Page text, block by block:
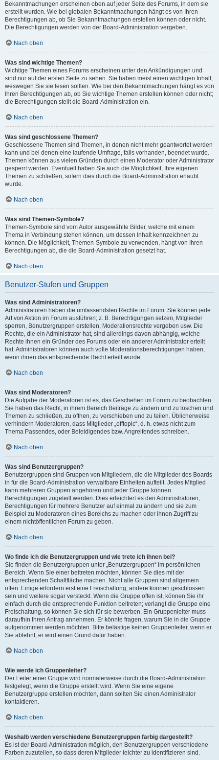
Bekanntmachungen erscheinen oben auf jeder Seite des Forums, in dem sie
erstellt wurden. Wie bei globalen Bekanntmachungen hängt es von Ihren
Berechtigungen ab, ob Sie Bekanntmachungen erstellen können oder nicht.
Die Berechtigungen werden von der Board-Administration vergeben.
Nach oben
Was sind wichtige Themen?
Wichtige Themen eines Forums erscheinen unter den Ankündigungen und
sind nur auf der ersten Seite zu sehen. Sie haben meist einen wichtigen Inhalt,
weswegen Sie sie lesen sollten. Wie bei den Bekanntmachungen hängt es von
Ihren Berechtigungen ab, ob Sie wichtige Themen erstellen können oder nicht;
die Berechtigungen stellt die Board-Administration ein.
Nach oben
Was sind geschlossene Themen?
Geschlossene Themen sind Themen, in denen nicht mehr geantwortet werden
kann und bei denen eine laufende Umfrage, falls vorhanden, beendet wurde.
Themen können aus vielen Gründen durch einen Moderator oder Administrator
gesperrt werden. Eventuell haben Sie auch die Möglichkeit, Ihre eigenen
Themen zu schließen, sofern dies durch die Board-Administration erlaubt
wurde.
Nach oben
Was sind Themen-Symbole?
Themen-Symbole sind vom Autor ausgewählte Bilder, welche mit einem
Thema in Verbindung stehen können, um dessen Inhalt kennzeichnen zu
können. Die Möglichkeit, Themen-Symbole zu verwenden, hängt von Ihren
Berechtigungen ab, die die Board-Administration gesetzt hat.
Nach oben
Benutzer-Stufen und Gruppen
Was sind Administratoren?
Administratoren haben die umfassendsten Rechte im Forum. Sie können jede
Art von Aktion im Forum ausführen; z. B. Berechtigungen setzen, Mitglieder
sperren, Benutzergruppen erstellen, Moderationsrechte vergeben usw. Die
Rechte, die ein Administrator hat, sind allerdings davon abhängig, welche
Rechte ihnen ein Gründer des Forums oder ein anderer Administrator erteilt
hat. Administratoren können auch volle Moderationsberechtigungen haben,
wenn ihnen das entsprechende Recht erteilt wurde.
Nach oben
Was sind Moderatoren?
Die Aufgabe der Moderatoren ist es, das Geschehen im Forum zu beobachten.
Sie haben das Recht, in ihrem Bereich Beiträge zu ändern und zu löschen und
Themen zu schließen, zu öffnen, zu verschieben und zu teilen. Üblicherweise
verhindern Moderatoren, dass Mitglieder „offtopic“, d. h. etwas nicht zum
Thema Passendes, oder Beleidigendes bzw. Angreifendes schreiben.
Nach oben
Was sind Benutzergruppen?
Benutzergruppen sind Gruppen von Mitgliedern, die die Mitglieder des Boards
in für die Board-Administration verwaltbare Einheiten aufteilt. Jedes Mitglied
kann mehreren Gruppen angehören und jeder Gruppe können
Berechtigungen zugeteilt werden. Dies erleichtert es den Administratoren,
Berechtigungen für mehrere Benutzer auf einmal zu ändern und sie zum
Beispiel zu Moderatoren eines Bereichs zu machen oder ihnen Zugriff zu
einem nichtöffentlichen Forum zu geben.
Nach oben
Wo finde ich die Benutzergruppen und wie trete ich ihnen bei?
Sie finden die Benutzergruppen unter „Benutzergruppen“ im persönlichen
Bereich. Wenn Sie einer beitreten möchten, können Sie dies mit der
entsprechenden Schaltfläche machen. Nicht alle Gruppen sind allgemein
offen. Einige erfordern erst eine Freischaltung, andere können geschlossen
sein und weitere sogar versteckt. Wenn die Gruppe offen ist, können Sie ihr
einfach durch die entsprechende Funktion beitreten; verlangt die Gruppe eine
Freischaltung, so können Sie sich für sie bewerben. Ein Gruppenleiter muss
daraufhin Ihren Antrag annehmen. Er könnte fragen, warum Sie in die Gruppe
aufgenommen werden möchten. Bitte belästige keinen Gruppenleiter, wenn er
Sie ablehnt, er wird einen Grund dafür haben.
Nach oben
Wie werde ich Gruppenleiter?
Der Leiter einer Gruppe wird normalerweise durch die Board-Administration
festgelegt, wenn die Gruppe erstellt wird. Wenn Sie eine eigene
Benutzergruppe erstellen möchten, dann sollten Sie einen Administrator
kontaktieren.
Nach oben
Weshalb werden verschiedene Benutzergruppen farbig dargestellt?
Es ist der Board-Administration möglich, den Benutzergruppen verschiedene
Farben zuzuteilen, so dass deren Mitglieder leichter zu identifizieren sind.